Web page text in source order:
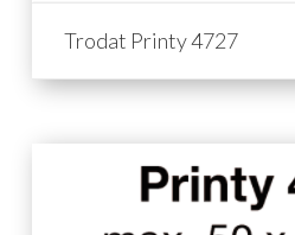
Trodat Printy 4727